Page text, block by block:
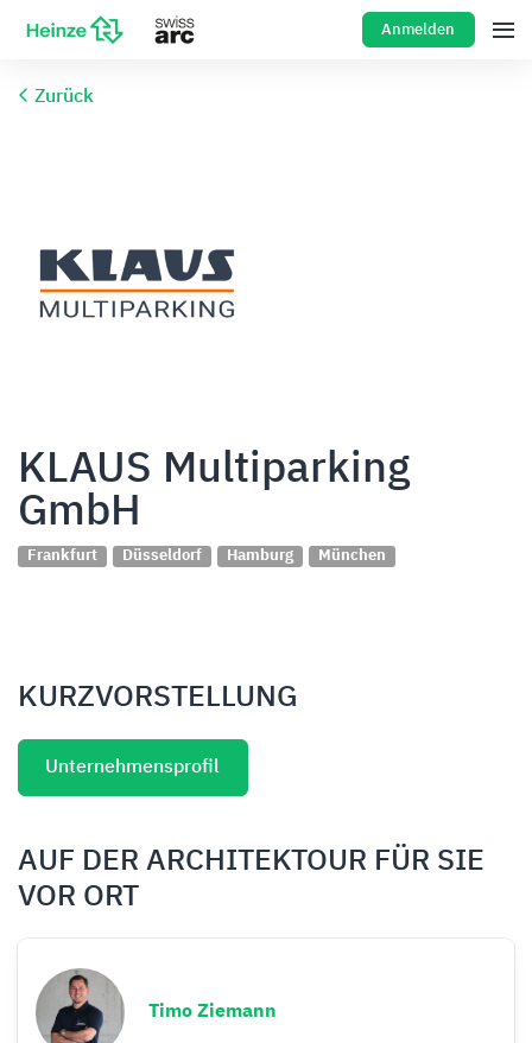
Anmelden
Zurück
KLAUS Multiparking
GmbH
Frankfurt Düsseldorf Hamburg München
KURZVORSTELLUNG
Unternehmensprofil
AUF DER ARCHITEKTOUR FÜR SIE
VOR ORT
Timo Ziemann